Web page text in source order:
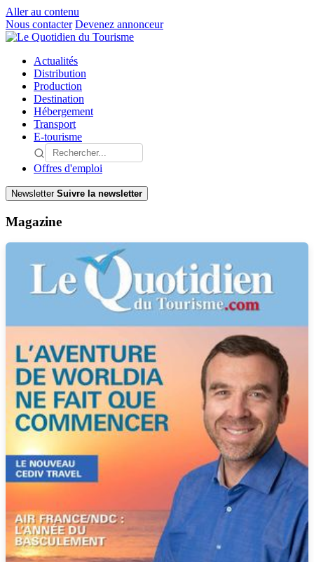
Aller au contenu
Nous contacter Devenez annonceur
Actualités
Distribution
Production
Destination
Hébergement
Transport
E-tourisme
Offres d'emploi
Newsletter Suivre la newsletter
Magazine